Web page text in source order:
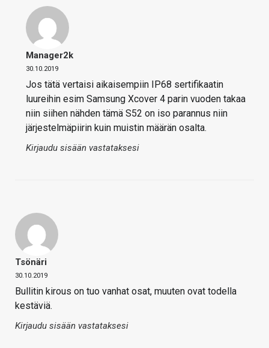
Manager2k
30.10.2019
Jos tätä vertaisi aikaisempiin IP68 sertifikaatin
luureihin esim Samsung Xcover 4 parin vuoden takaa
niin siihen nähden tämä S52 on iso parannus niin
järjestelmäpiirin kuin muistin määrän osalta.
Kirjaudu sisään vastataksesi
Tsönäri
30.10.2019
Bullitin kirous on tuo vanhat osat, muuten ovat todella
kestäviä.
Kirjaudu sisään vastataksesi